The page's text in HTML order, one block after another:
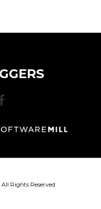
GGERS
All Rights Reserved